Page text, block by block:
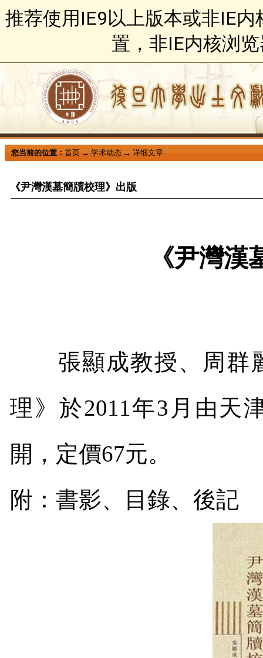
推荐使用IE9以上版本或非IE
置，非IE内核浏
您当前的位置：首页 →学术动态 →详细文章
《尹灣漢墓簡牘校理》出版
《尹灣
張顯成教授、周群
理》於2011年3 月由天
開，定價67元。
附：書影、目錄、後記